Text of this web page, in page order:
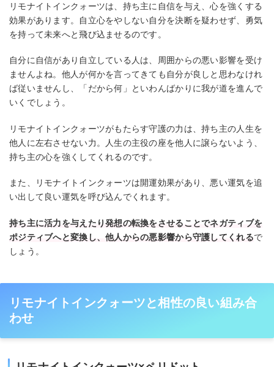
リモナイトインクォーツは、持ち主に自信を与え、心を強くする
効果があります。自立心をやしない自分を決断を疑わせず、勇気
を持って未来へと飛び込ませるのです。
自分に自信があり自立している人は、周囲からの悪い影響を受け
ませんよね。他人が何かを言ってきても自分が良しと思わなけれ
ば従いませんし、「だから何」といわんばかりに我が道を進んで
いくでしょう。
リモナイトインクォーツがもたらす守護の力は、持ち主の人生を
他人に左右させない力。人生の主役の座を他人に譲らないよう、
持ち主の心を強くしてくれるのです。
また、リモナイトインクォーツは開運効果があり、悪い運気を追
い出して良い運気を呼び込んでくれます。
持ち主に活力を与えたり発想の転換をさせることでネガティブを
ポジティブへと変換し、他人からの悪影響から守護してくれるで
しょう。
リモナイトインクォーツと相性の良い組み合
わせ